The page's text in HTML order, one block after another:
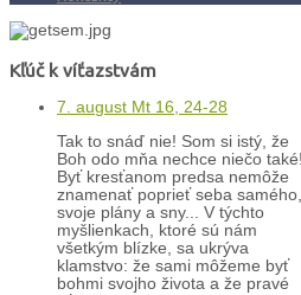
Kľúč k víťazstvám
7. august Mt 16, 24-28
Tak to snáď nie! Som si istý, že
Boh odo mňa nechce niečo také!
Byť kresťanom predsa nemôže
znamenať poprieť seba samého,
svoje plány a sny... V týchto
myšlienkach, ktoré sú nám
všetkým blízke, sa ukrýva
klamstvo: že sami môžeme byť
bohmi svojho života a že pravé